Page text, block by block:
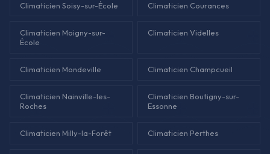
Climaticien Soisy-sur-École Climaticien Courances
Climaticien Moigny-sur-
École
Climaticien Videlles
Climaticien Mondeville Climaticien Champcueil
Climaticien Nainville-les-
Roches
Climaticien Boutigny-sur-
Essonne
Climaticien Milly-la-Forêt Climaticien Perthes